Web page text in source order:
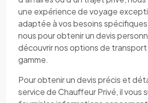
une expérience de voyage
adaptée à vos besoins
nous pour obtenir un devis
découvrir nos options de
gamme.
Pour obtenir un devis précis et
service de Chauffeur Privé, il vous